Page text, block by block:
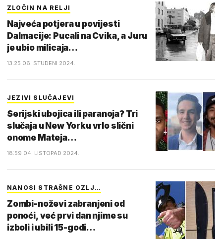
ZLOČIN NA RELJI
Najveća potjera u povijesti
Dalmacije: Pucali na Cvika, a Juru
je ubio milicaja…
13:25 06. STUDENI 2024.
JEZIVI SLUČAJEVI
Serijski ubojica ili paranoja? Tri
slučaja u New Yorku vrlo slični
onome Mateja…
18:59 04. LISTOPAD 2024.
NANOSI STRAŠNE OZLJ…
Zombi-noževi zabranjeni od
ponoći, već prvi dan njime su
izboli i ubili 15-godi…